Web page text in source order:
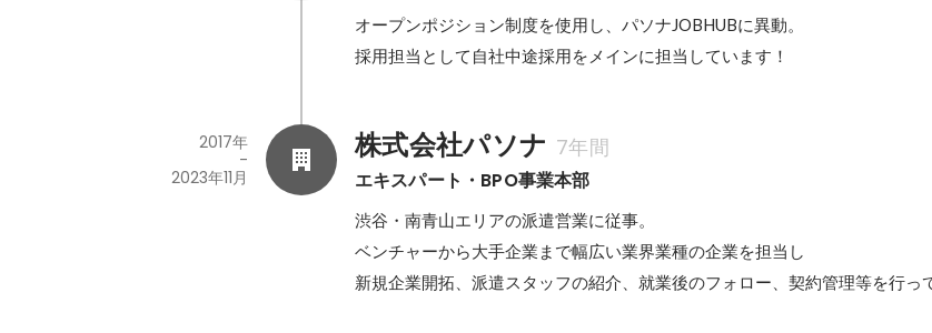
オープンポジション制度を使用し、パソナJOBHUBに異動。
採用担当として自社中途採用をメインに担当しています！
株式会社パソナ 7年間
エキスパート・BPO事業本部
2017年
-
2023年11月
渋谷・南青山エリアの派遣営業に従事。
ベンチャーから大手企業まで幅広い業界業種の企業を担当し